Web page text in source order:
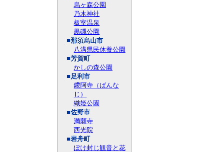
烏ヶ森公園
乃木神社
板室温泉
黒磯公園
■那須烏山市
八溝県民休養公園
■芳賀町
かしの森公園
■足利市
鑁阿寺（ばんな
じ）
織姫公園
■佐野市
満願寺
西光院
■岩舟町
ぼけ封じ観音と花